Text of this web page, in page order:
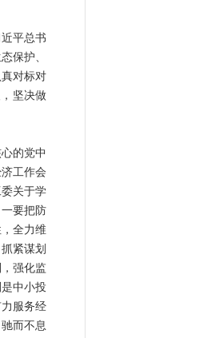
平总书
保护、
对标对
坚决做
的党中
工作会
关于学
要把防
全力维
紧谋划
强化监
中小投
服务经
而不息